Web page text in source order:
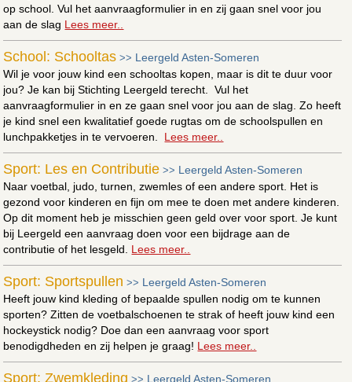
op school. Vul het aanvraagformulier in en zij gaan snel voor jou
aan de slag Lees meer..
School: Schooltas >> Leergeld Asten-Someren
Wil je voor jouw kind een schooltas kopen, maar is dit te duur voor
jou? Je kan bij Stichting Leergeld terecht. Vul het
aanvraagformulier in en ze gaan snel voor jou aan de slag. Zo heeft
je kind snel een kwalitatief goede rugtas om de schoolspullen en
lunchpakketjes in te vervoeren. Lees meer..
Sport: Les en Contributie >> Leergeld Asten-Someren
Naar voetbal, judo, turnen, zwemles of een andere sport. Het is
gezond voor kinderen en fijn om mee te doen met andere kinderen.
Op dit moment heb je misschien geen geld over voor sport. Je kunt
bij Leergeld een aanvraag doen voor een bijdrage aan de
contributie of het lesgeld. Lees meer..
Sport: Sportspullen >> Leergeld Asten-Someren
Heeft jouw kind kleding of bepaalde spullen nodig om te kunnen
sporten? Zitten de voetbalschoenen te strak of heeft jouw kind een
hockeystick nodig? Doe dan een aanvraag voor sport
benodigdheden en zij helpen je graag! Lees meer..
Sport: Zwemkleding >> Leergeld Asten-Someren